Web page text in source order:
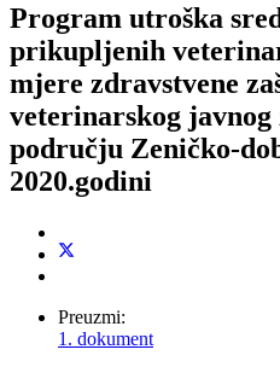
Program utroška
prikupljenih
mjere zdravstvene
veterinarskog javnog
području Zeničko-
2020.godini
Preuzmi:
1. dokument